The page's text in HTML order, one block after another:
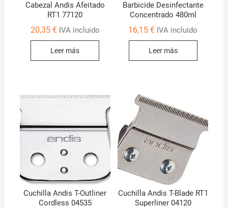
Cabezal Andis Afeitado
RT1 77120
20,35 € IVA incluido
Leer más
Barbicide Desinfectante
Concentrado 480ml
16,15€ IVA incluido
Leer más
Cuchilla Andis T-Outliner
Cordless 04535
Cuchilla Andis T-Blade RT1
Superliner 04120